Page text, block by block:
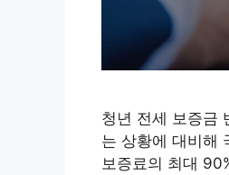
청년 전세 보증금
는 상황에 대비해
보증료의 최대